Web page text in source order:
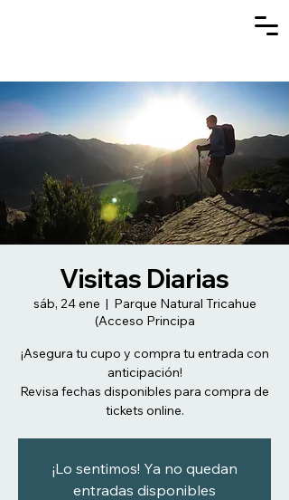
Visitas Diarias
sáb, 24 ene
  |
Parque Natural Tricahue
(Acceso Principa
¡Asegura tu cupo y compra tu entrada con
anticipación!
Revisa fechas disponibles para compra de
tickets online.
¡Lo sentimos! Ya no quedan
entradas disponibles